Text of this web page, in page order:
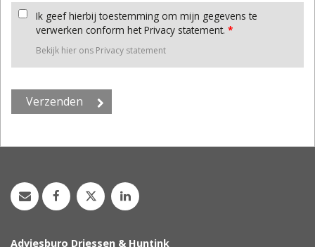
Ik geef hierbij toestemming om mijn gegevens te
verwerken conform het Privacy statement. *
Bekijk hier ons Privacy statement
Adviesburo Driessen & Huntink